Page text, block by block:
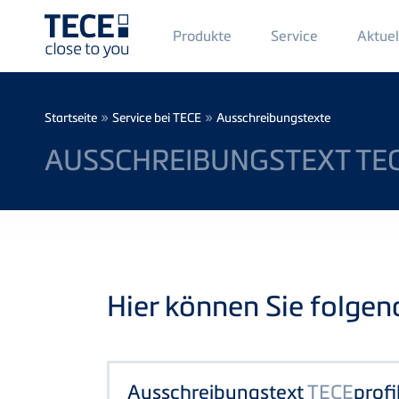
Main
Menü
1
Produkte Service
Breadcrumb
Startseite » Service bei TECE » Ausschreibungstexte
AUSSCHREIBUNGSTEXT
Hier können Sie
AusschreibungstextTECEprofil